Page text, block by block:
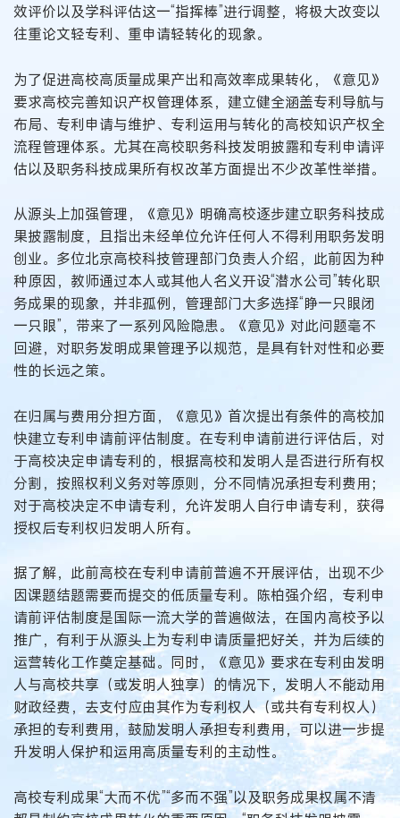
效评价以及学科评估这一“指挥棒”进行调整，将极大改变以
往重论文轻专利、重申请轻转化的现象。
为了促进高校高质量成果产出和高效率成果转化，《意见》
要求高校完善知识产权管理体系，建立健全涵盖专利导航与
布局、专利申请与维护、专利运用与转化的高校知识产权全
流程管理体系。尤其在高校职务科技发明披露和专利申请评
估以及职务科技成果所有权改革方面提出不少改革性举措。
从源头上加强管理，《意见》明确高校逐步建立职务科技成
果披露制度，且指出未经单位允许任何人不得利用职务发明
创业。多位北京高校科技管理部门负责人介绍，此前因为种
种原因，教师通过本人或其他人名义开设“潜水公司”转化职
务成果的现象，并非孤例，管理部门大多选择“睁一只眼闭
一只眼”，带来了一系列风险隐患。《意见》对此问题毫不
回避，对职务发明成果管理予以规范，是具有针对性和必要
性的长远之策。
在归属与费用分担方面，《意见》首次提出有条件的高校加
快建立专利申请前评估制度。在专利申请前进行评估后，对
于高校决定申请专利的，根据高校和发明人是否进行所有权
分割，按照权利义务对等原则，分不同情况承担专利费用；
对于高校决定不申请专利，允许发明人自行申请专利，获得
授权后专利权归发明人所有。
据了解，此前高校在专利申请前普遍不开展评估，出现不少
因课题结题需要而提交的低质量专利。陈柏强介绍，专利申
请前评估制度是国际一流大学的普遍做法，在国内高校予以
推广，有利于从源头上为专利申请质量把好关，并为后续的
运营转化工作奠定基础。同时，《意见》要求在专利由发明
人与高校共享（或发明人独享）的情况下，发明人不能动用
财政经费，去支付应由其作为专利权人（或共有专利权人）
承担的专利费用，鼓励发明人承担专利费用，可以进一步提
升发明人保护和运用高质量专利的主动性。
高校专利成果“大而不优”“多而不强”以及职务成果权属不清